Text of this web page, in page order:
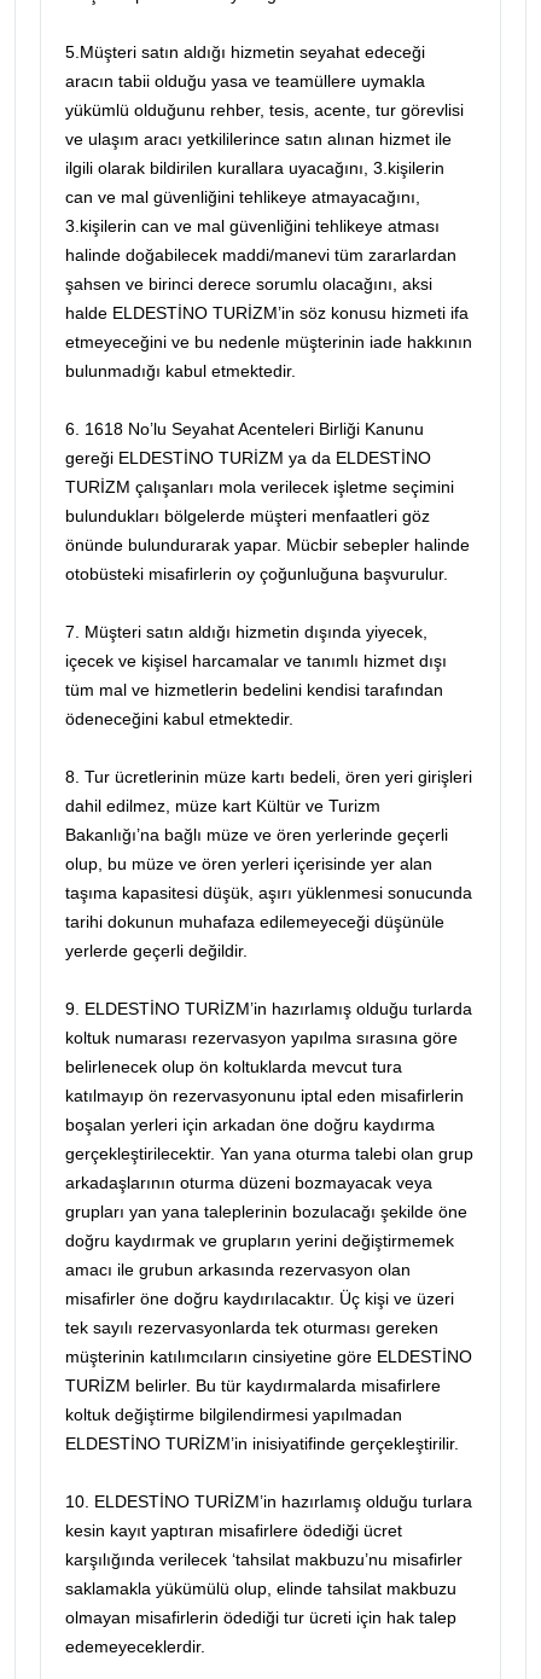
5.Müşteri satın aldığı hizmetin seyahat edeceği
aracın tabii olduğu yasa ve teamüllere uymakla
yükümlü olduğunu rehber, tesis, acente, tur görevlisi
ve ulaşım aracı yetkililerince satın alınan hizmet ile
ilgili olarak bildirilen kurallara uyacağını, 3.kişilerin
can ve mal güvenliğini tehlikeye atmayacağını,
3.kişilerin can ve mal güvenliğini tehlikeye atması
halinde doğabilecek maddi/manevi tüm zararlardan
şahsen ve birinci derece sorumlu olacağını, aksi
halde ELDESTİNO TURİZM’in söz konusu hizmeti ifa
etmeyeceğini ve bu nedenle müşterinin iade hakkının
bulunmadığı kabul etmektedir.
6. 1618 No’lu Seyahat Acenteleri Birliği Kanunu
gereği ELDESTİNO TURİZM ya da ELDESTİNO
TURİZM çalışanları mola verilecek işletme seçimini
bulundukları bölgelerde müşteri menfaatleri göz
önünde bulundurarak yapar. Mücbir sebepler halinde
otobüsteki misafirlerin oy çoğunluğuna başvurulur.
7. Müşteri satın aldığı hizmetin dışında yiyecek,
içecek ve kişisel harcamalar ve tanımlı hizmet dışı
tüm mal ve hizmetlerin bedelini kendisi tarafından
ödeneceğini kabul etmektedir.
8. Tur ücretlerinin müze kartı bedeli, ören yeri girişleri
dahil edilmez, müze kart Kültür ve Turizm
Bakanlığı’na bağlı müze ve ören yerlerinde geçerli
olup, bu müze ve ören yerleri içerisinde yer alan
taşıma kapasitesi düşük, aşırı yüklenmesi sonucunda
tarihi dokunun muhafaza edilemeyeceği düşünüle
yerlerde geçerli değildir.
9. ELDESTİNO TURİZM’in hazırlamış olduğu turlarda
koltuk numarası rezervasyon yapılma sırasına göre
belirlenecek olup ön koltuklarda mevcut tura
katılmayıp ön rezervasyonunu iptal eden misafirlerin
boşalan yerleri için arkadan öne doğru kaydırma
gerçekleştirilecektir. Yan yana oturma talebi olan grup
arkadaşlarının oturma düzeni bozmayacak veya
grupları yan yana taleplerinin bozulacağı şekilde öne
doğru kaydırmak ve grupların yerini değiştirmemek
amacı ile grubun arkasında rezervasyon olan
misafirler öne doğru kaydırılacaktır. Üç kişi ve üzeri
tek sayılı rezervasyonlarda tek oturması gereken
müşterinin katılımcıların cinsiyetine göre ELDESTİNO
TURİZM belirler. Bu tür kaydırmalarda misafirlere
koltuk değiştirme bilgilendirmesi yapılmadan
ELDESTİNO TURİZM’in inisiyatifinde gerçekleştirilir.
10. ELDESTİNO TURİZM’in hazırlamış olduğu turlara
kesin kayıt yaptıran misafirlere ödediği ücret
karşılığında verilecek ‘tahsilat makbuzu’nu misafirler
saklamakla yükümülü olup, elinde tahsilat makbuzu
olmayan misafirlerin ödediği tur ücreti için hak talep
edemeyeceklerdir.